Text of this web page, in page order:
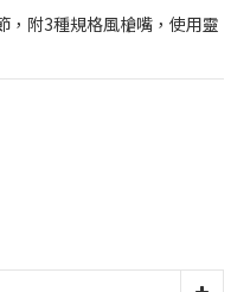
，附3種規格風槍嘴，使用靈